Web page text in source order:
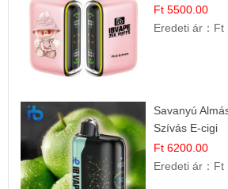
Íz
Ft 5500.00
Eredeti ár： Ft
Savanyú
Szívás E-cigi
Ft 6200.00
Eredeti ár： Ft